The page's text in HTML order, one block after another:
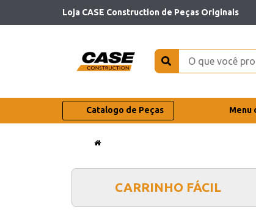
Loja CASE Construction de Peças Originais
Catalogo de Peças Menu
CARRINHO FÁCIL